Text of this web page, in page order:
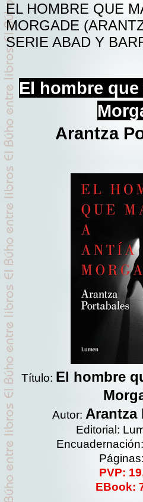
EL HOMBRE QUE
MORGADE
SERIE ABAD Y
El hombre
Arantza
Título: El hombre
Autor: Arantza
Editorial:
PVP:
EBook: